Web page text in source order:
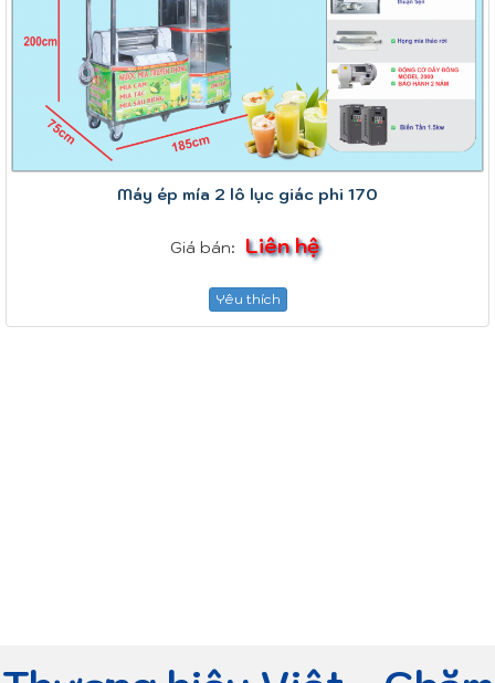
Máy ép mía 2 lô lục giác phi 170
Giá bán: Liên hệ
Yêu thích